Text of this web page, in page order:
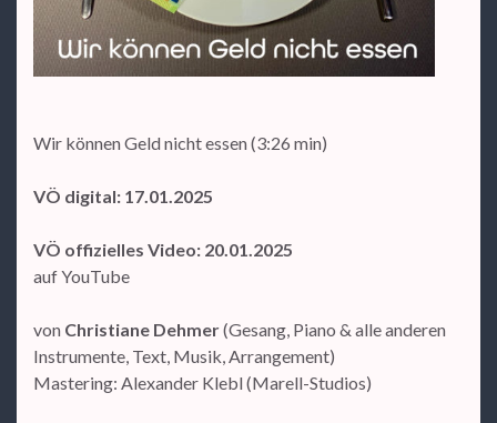
Wir können Geld nicht essen (3:26 min)
VÖ digital: 17.01.2025
VÖ offizielles Video: 20.01.2025
auf YouTube
von Christiane Dehmer(Gesang, Piano & alle anderen
Instrumente, Text, Musik, Arrangement)
Mastering: Alexander Klebl (Marell-Studios)